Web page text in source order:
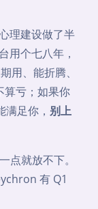
理建设做了半
用个七八年，
用、能折腾、
算亏；如果你
足你， 别上
点就放不下。
有 Q1